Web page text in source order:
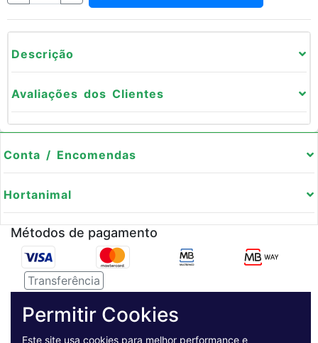
Descrição
Avaliações dos Clientes
Conta / Encomendas
Hortanimal
Métodos de pagamento
Transferência
Permitir Cookies
Este site usa cookies para melhor performance e